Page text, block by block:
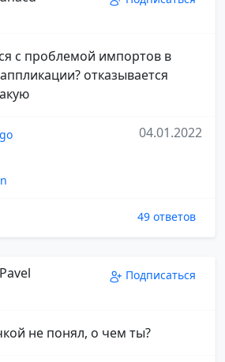
с проблемой импортов в
отказывается
04.01.2022
49 ответов
Pavel
Подписаться
не понял, о чем ты?